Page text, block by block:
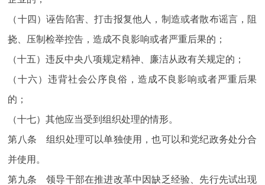
（十四）诬告陷害、打击报复他人，制造或者散布谣言，阻
挠、压制检举控告，造成不良影响或者严重后果的；
（十五）违反中央八项规定精神、廉洁从政有关规定的；
（十六）违背社会公序良俗，造成不良影响或者严重后果
的；
（十七）其他应当受到组织处理的情形。
第八条 组织处理可以单独使用，也可以和党纪政务处分合
并使用。
第九条 领导干部在推进改革中因缺乏经验、先行先试出现